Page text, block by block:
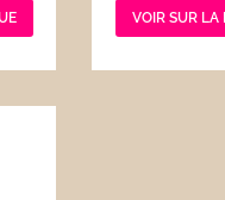
VOIR SUR LA